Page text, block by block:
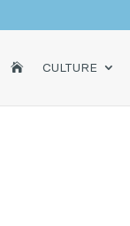
ACCUEIL
CULTURE